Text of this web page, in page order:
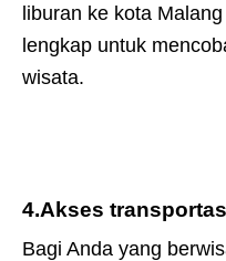
liburan ke kota
lengkap untuk
wisata.
4.Akses
Bagi Anda yang